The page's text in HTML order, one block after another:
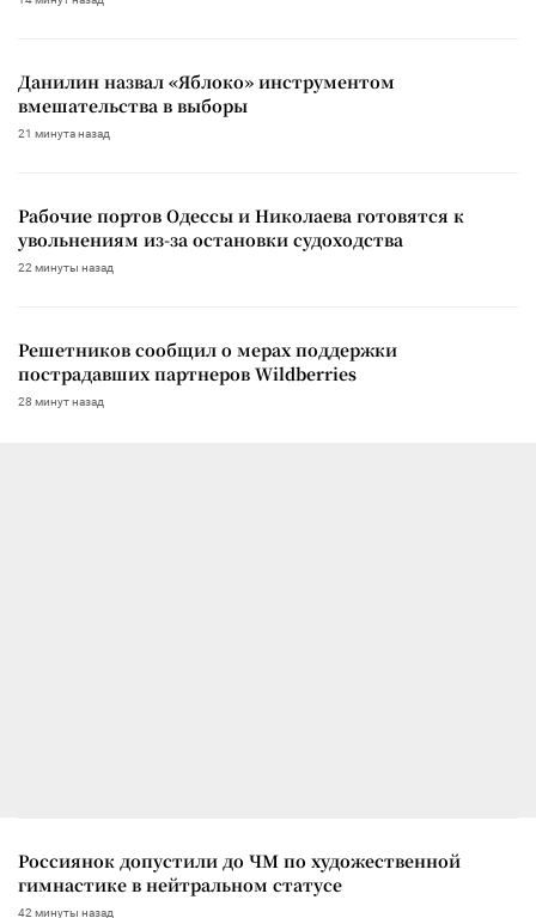
Данилин назвал «Яблоко» инструментом
вмешательства в выборы
21 минута назад
Рабочие портов Одессы и Николаева готовятся к
увольнениям из-за остановки судоходства
22 минуты назад
Решетников сообщил о мерах поддержки
пострадавших партнеров Wildberries
28 минут назад
Россиянок допустили до ЧМ по художественной
гимнастике в нейтральном статусе
42 минуты назад